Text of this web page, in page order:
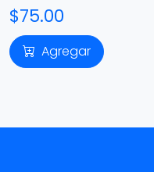
$75.00
Agregar